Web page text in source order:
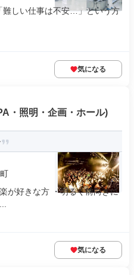
難しい仕事は不安…」という方
気になる
・照明・企画・ホール)
が好きな方 ・明るく前向きに
気になる